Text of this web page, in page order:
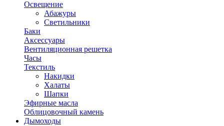
Освещение
Абажуры
Светильники
Баки
Аксессуары
Вентиляционная решетка
Часы
Текстиль
Накидки
Халаты
Шапки
Эфирные масла
Облицовочный камень
Дымоходы